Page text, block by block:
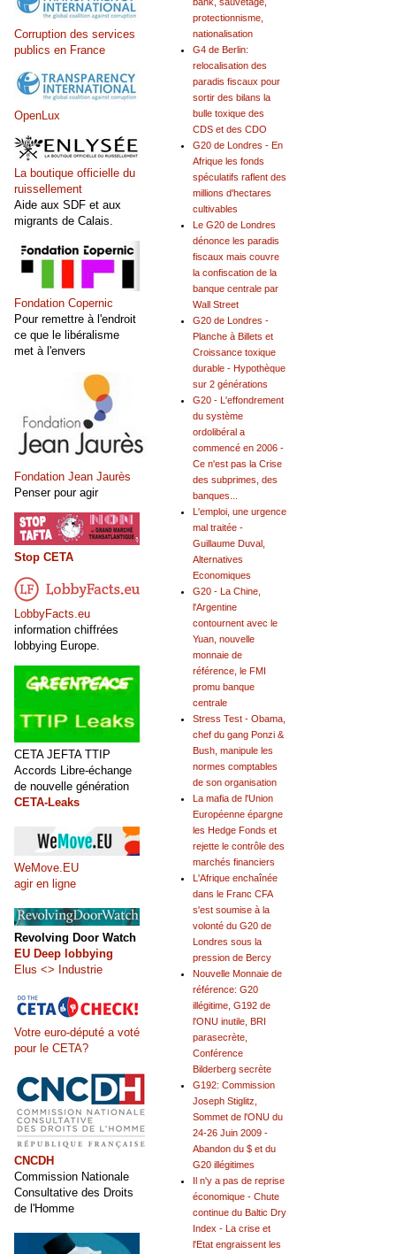
protectionnisme,
nationalisation
G4 de Berlin:
relocalisation des
paradis fiscaux pour
sortir des bilans la
bulle toxique des
CDS et des CDO
G20 de Londres - En
Afrique les fonds
spéculatifs raflent des
millions d'hectares
cultivables
Le G20 de Londres
dénonce les paradis
fiscaux mais couvre
la confiscation de la
banque centrale par
Wall Street
G20 de Londres -
Planche à Billets et
Croissance toxique
durable - Hypothèque
sur 2 générations
G20 - L'effondrement
du système
ordolibéral a
commencé en 2006 -
Ce n'est pas la Crise
des subprimes, des
banques...
L'emploi, une urgence
mal traitée -
Guillaume Duval,
Alternatives
Economiques
G20 - La Chine,
l'Argentine
contournent avec le
Yuan, nouvelle
monnaie de
référence, le FMI
promu banque
centrale
Stress Test - Obama,
chef du gang Ponzi &
Bush, manipule les
normes comptables
de son organisation
La mafia de l'Union
Européenne épargne
les Hedge Fonds et
rejette le contrôle des
marchés financiers
L'Afrique enchaînée
dans le Franc CFA
s'est soumise à la
volonté du G20 de
Londres sous la
pression de Bercy
Nouvelle Monnaie de
référence: G20
illégitime, G192 de
l'ONU inutile, BRI
parasecrète,
Conférence
Bilderberg secrète
G192: Commission
Joseph Stiglitz,
Sommet de l'ONU du
24-26 Juin 2009 -
Abandon du $ et du
G20 illégitimes
Il n'y a pas de reprise
économique - Chute
continue du Baltic Dry
Index - La crise et
l'Etat engraissent les
Corruption des services
publics en France
OpenLux
La boutique officielle du
ruissellement
Aide aux SDF et aux
migrants de Calais.
Fondation Copernic
Pour remettre à l'endroit
ce que le libéralisme
met à l'envers
Fondation Jean Jaurès
Penser pour agir
Stop CETA
LobbyFacts.eu
information chiffrées
lobbying Europe.
CETA JEFTA TTIP
Accords Libre-échange
de nouvelle génération
CETA-Leaks
WeMove.EU
agir en ligne
Revolving Door Watch
EU Deep lobbying
Elus <> Industrie
Votre euro-député a voté
pour le CETA?
CNCDH
Commission Nationale
Consultative des Droits
de l'Homme